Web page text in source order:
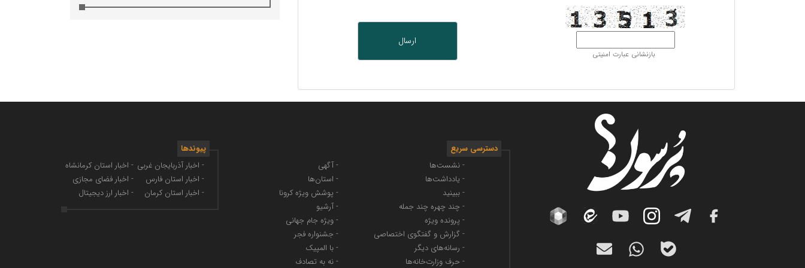
بازنشانی عبارت امنیتی
دسترسی سریع
- نشست‌ها
- یادداشت‌ها
- ببینید
- چند چهره چند جمله
- پرونده ویژه
- گزارش و گفتگوی اختصاصی
- رسانه‌های دیگر
- حرف وزارت‌خانه‌ها
- آگهی
- استان‌ها
- پوشش ویژه کرونا
- آرشیو
- ویژه جام جهانی
- جشنواره فجر
- با المپیک
- نه به تصادف
پیوندها
- اخبار آذربایجان غربی
- اخبار استان فارس
- اخبار استان کرمان
- اخبار استان کرمانشاه
- اخبار فضای مجازی
- اخبار ارز دیجیتال